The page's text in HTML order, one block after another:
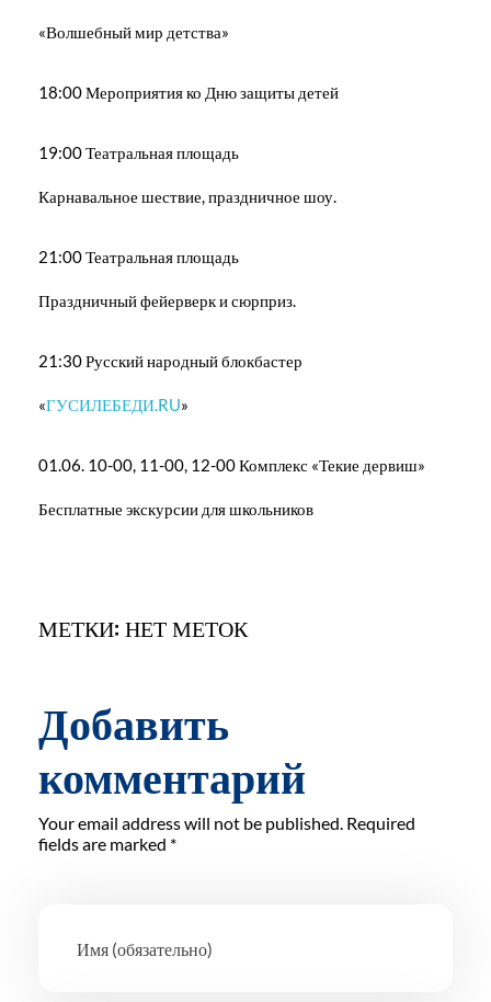
«Волшебный мир детства»
18:00 Мероприятия ко Дню защиты детей
19:00 Театральная площадь
Карнавальное шествие, праздничное шоу.
21:00 Театральная площадь
Праздничный фейерверк и сюрприз.
21:30 Русский народный блокбастер
«ГУСИЛЕБЕДИ.RU»
01.06. 10-00, 11-00, 12-00 Комплекс «Текие дервиш»
Бесплатные экскурсии для школьников
МЕТКИ: НЕТ МЕТОК
Добавить
комментарий
Your email address will not be published. Required
fields are marked *